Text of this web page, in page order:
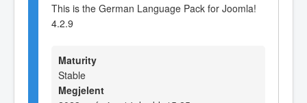
This is the German Language Pack for Joomla!
4.2.9
Maturity
Stable
Megjelent